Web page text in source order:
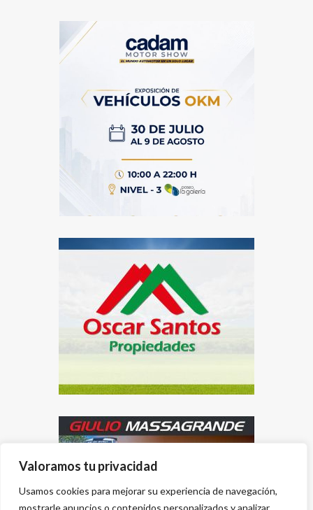
Valoramos tu privacidad
Usamos cookies para mejorar su experiencia de navegación,
mostrarle anuncios o contenidos personalizados y analizar